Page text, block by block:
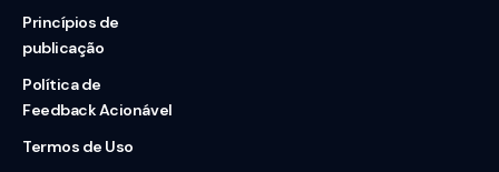
Princípios de
publicação
Política de
Feedback Acionável
Termos de Uso